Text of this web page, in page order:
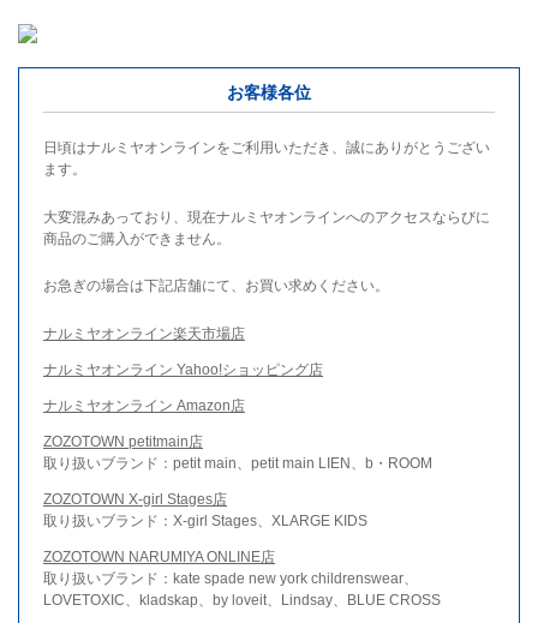
お客様各位
日頃はナルミヤオンラインをご利用いただき、誠にありがとうござい
ます。
大変混みあっており、現在ナルミヤオンラインへのアクセスならびに
商品のご購入ができません。
お急ぎの場合は下記店舗にて、お買い求めください。
ナルミヤオンライン楽天市場店
ナルミヤオンライン Yahoo!ショッピング店
ナルミヤオンライン Amazon店
ZOZOTOWN petitmain店
取り扱いブランド：petit main、petit main LIEN、b・ROOM
ZOZOTOWN X-girl Stages店
取り扱いブランド：X-girl Stages、XLARGE KIDS
ZOZOTOWN NARUMIYA ONLINE店
取り扱いブランド：kate spade new york childrenswear、
LOVETOXIC、kladskap、by loveit、Lindsay、BLUE CROSS